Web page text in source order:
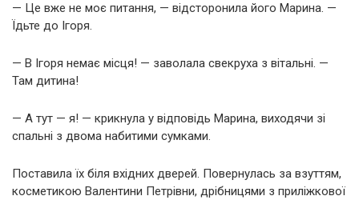
— Це вже не моє питання, — відсторонила його Марина. —
Їдьте до Ігоря.
— В Ігоря немає місця! — заволала свекруха з вітальні. —
Там дитина!
— А тут — я! — крикнула у відповідь Марина, виходячи зі
спальні з двома набитими сумками.
Поставила їх біля вхідних дверей. Повернулась за взуттям,
косметикою Валентини Петрівни, дрібницями з приліжкової